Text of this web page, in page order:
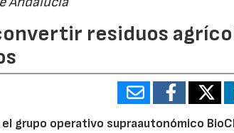
residuos
el grupo operativo supraautonómico